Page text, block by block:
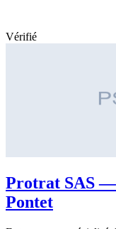
Vérifié
Protrat SAS —
Pontet